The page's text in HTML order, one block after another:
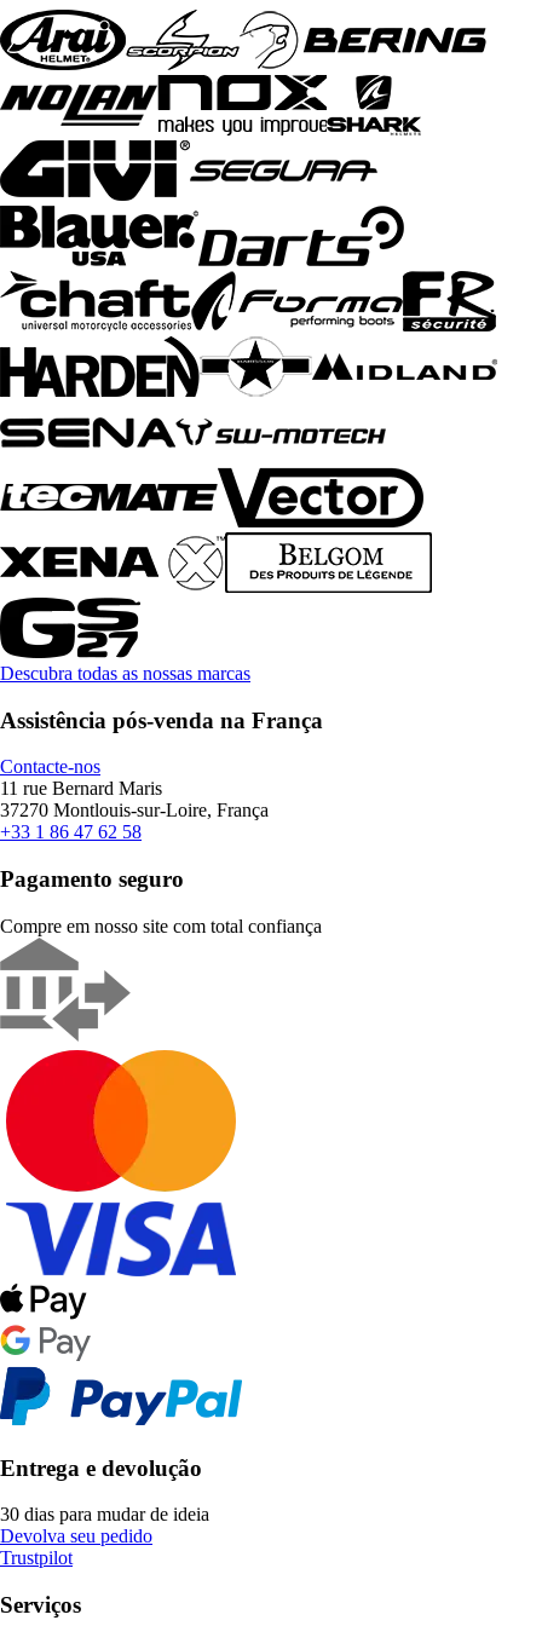
Descubra todas as nossas marcas
Assistência pós-venda na França
Contacte-nos
11 rue Bernard Maris
37270 Montlouis-sur-Loire, França
+33 1 86 47 62 58
Pagamento seguro
Compre em nosso site com total confiança
Entrega e devolução
30 dias para mudar de ideia
Devolva seu pedido
Trustpilot
Serviços